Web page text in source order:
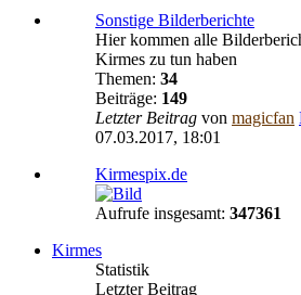
Sonstige Bilderberichte
Hier kommen alle
Kirmes zu tun haben
Themen: 34
Beiträge: 149
Letzter Beitrag von magicfan
07.03.2017, 18:01
Kirmespix.de
Aufrufe insgesamt: 347361
Kirmes
Statistik
Letzter Beitrag